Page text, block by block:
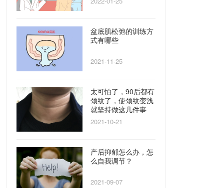
盆底肌松弛的训练方
式有哪些
2021-11-25
太可怕了，90后都有
颈纹了，使颈纹变浅
就坚持做这几件事
2021-10-21
产后抑郁怎么办，怎
么自我调节？
2021-09-07